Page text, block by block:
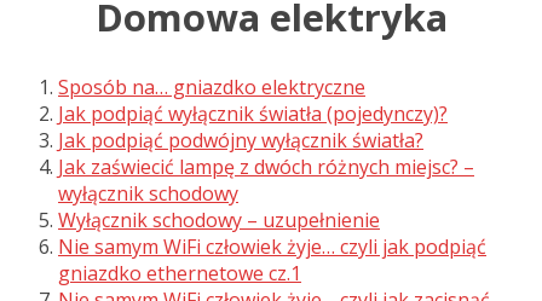
Domowa elektryka
Sposób na… gniazdko elektryczne
Jak podpiąć wyłącznik światła (pojedynczy)?
Jak podpiąć podwójny wyłącznik światła?
Jak zaświecić lampę z dwóch różnych miejsc? –
wyłącznik schodowy
Wyłącznik schodowy – uzupełnienie
Nie samym WiFi człowiek żyje… czyli jak podpiąć
gniazdko ethernetowe cz.1